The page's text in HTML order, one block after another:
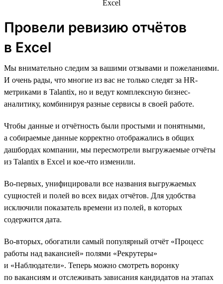
Провели ревизию отчётов
в Excel
Мы внимательно следим за вашими отзывами и пожеланиями.
И очень рады, что многие из вас не только следят за HR-
метриками в Talantix, но и ведут комплексную бизнес-
аналитику, комбинируя разные сервисы в своей работе.
Чтобы данные и отчётность были простыми и понятными,
а собираемые данные корректно отображались в общих
дашбордах компании, мы пересмотрели выгружаемые отчёты
из Talantix в Excel и кое-что изменили.
Во-первых, унифицировали все названия выгружаемых
сущностей и полей во всех видах отчётов. Для удобства
исключили показатель времени из полей, в которых
содержится дата.
Во-вторых, обогатили самый популярный отчёт «Процесс
работы над вакансией» полями «Рекрутеры»
и «Наблюдатели». Теперь можно смотреть воронку
по вакансиям и отслеживать зависания кандидатов на этапах